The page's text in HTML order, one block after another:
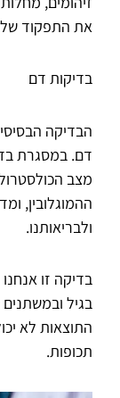
את התפקוד של
בדיקות דם
הבדיקה
דם. במסגרת
מצב
ההמוגלובין,
ולבריאותנו.
בדיקה זו
בגיל
התוצאות לא
תכופות.